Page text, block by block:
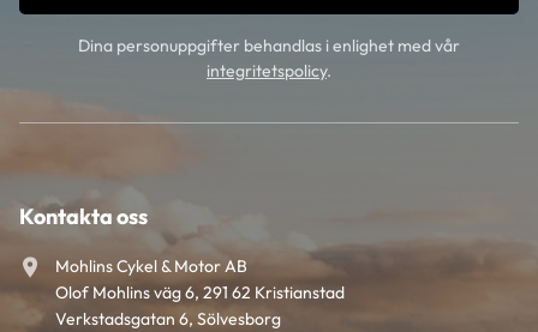
Dina personuppgifter behandlas i enlighet med vår
integritetspolicy.
Kontakta oss
Mohlins Cykel & Motor AB
Olof Mohlins väg 6, 291 62 Kristianstad
Verkstadsgatan 6, Sölvesborg